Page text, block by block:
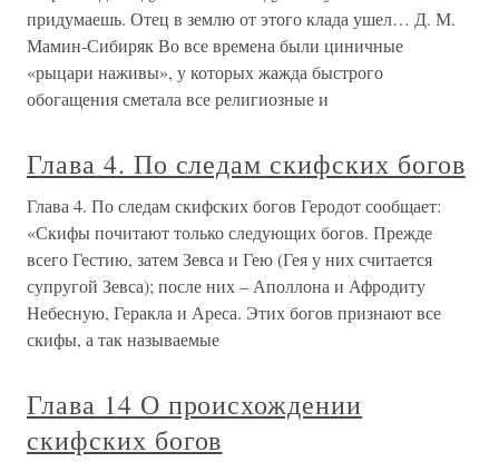
придумаешь. Отец в землю от этого клада ушел… Д. М.
Мамин-Сибиряк Во все времена были циничные
«рыцари наживы», у которых жажда быстрого
обогащения сметала все религиозные и
Глава 4. По следам скифских богов
Глава 4. По следам скифских богов Геродот сообщает:
«Скифы почитают только следующих богов. Прежде
всего Гестию, затем Зевса и Гею (Гея у них считается
супругой Зевса); после них – Аполлона и Афродиту
Небесную, Геракла и Ареса. Этих богов признают все
скифы, а так называемые
Глава 14 О происхождении
скифских богов